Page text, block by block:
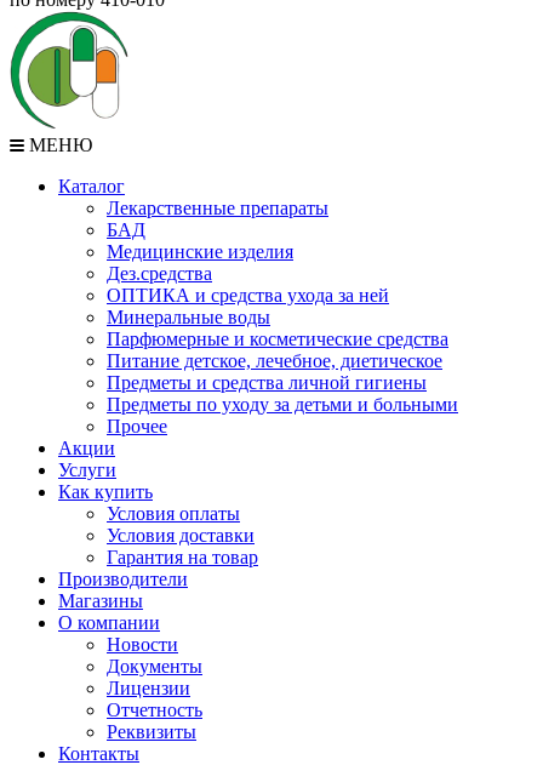
МЕНЮ
Каталог
Лекарственные препараты
БАД
Медицинские изделия
Дез.средства
ОПТИКА и средства ухода за ней
Минеральные воды
Парфюмерные и косметические средства
Питание детское, лечебное, диетическое
Предметы и средства личной гигиены
Предметы по уходу за детьми и больными
Прочее
Акции
Услуги
Как купить
Условия оплаты
Условия доставки
Гарантия на товар
Производители
Магазины
О компании
Новости
Документы
Лицензии
Отчетность
Реквизиты
Контакты